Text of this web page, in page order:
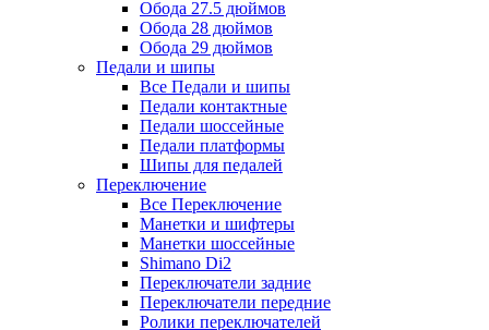
Обода 27.5 дюймов
Обода 28 дюймов
Обода 29 дюймов
Педали и шипы
Все Педали и шипы
Педали контактные
Педали шоссейные
Педали платформы
Шипы для педалей
Переключение
Все Переключение
Манетки и шифтеры
Манетки шоссейные
Shimano Di2
Переключатели задние
Переключатели передние
Ролики переключателей